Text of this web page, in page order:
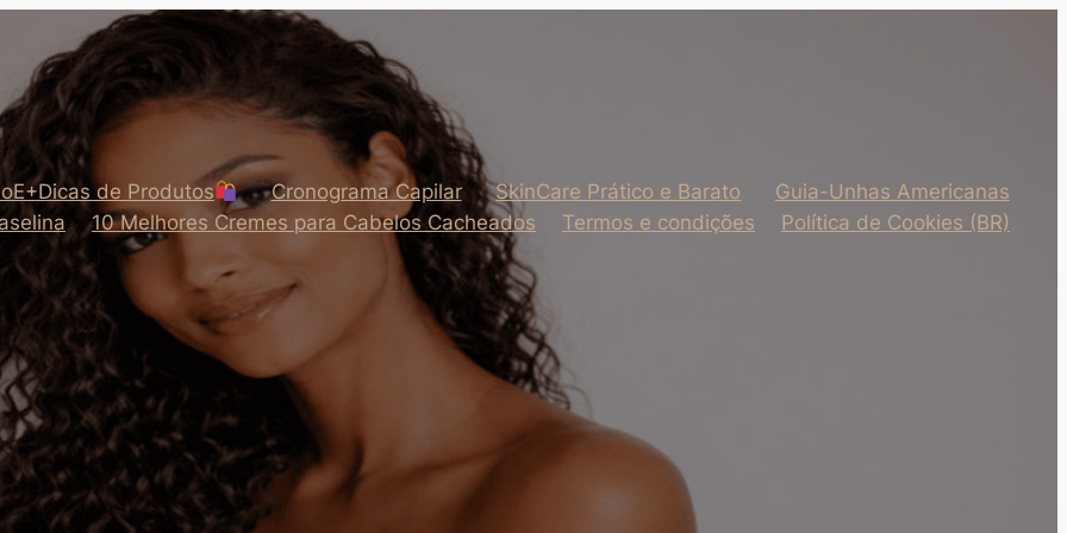
de Produtos Cronograma Capilar SkinCare Prático e Barato
Guia-Unhas Americanas
10 Melhores Cremes para Cabelos Cacheados Termos e condições Política de Cookies (BR)